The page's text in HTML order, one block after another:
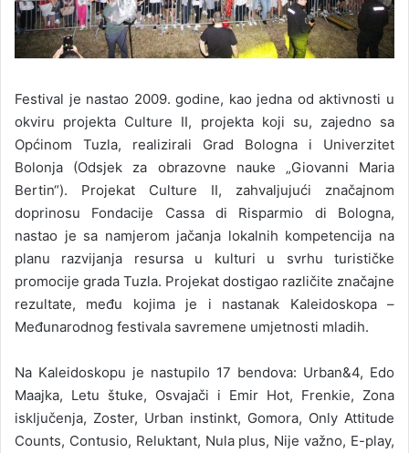
Festival je nastao 2009. godine, kao jedna od aktivnosti u
okviru projekta Culture II, projekta koji su, zajedno sa
Općinom Tuzla, realizirali Grad Bologna i Univerzitet
Bolonja (Odsjek za obrazovne nauke „Giovanni Maria
Bertin“). Projekat Culture II, zahvaljujući značajnom
doprinosu Fondacije Cassa di Risparmio di Bologna,
nastao je sa namjerom jačanja lokalnih kompetencija na
planu razvijanja resursa u kulturi u svrhu turističke
promocije grada Tuzla. Projekat dostigao različite značajne
rezultate, među kojima je i nastanak Kaleidoskopa –
Međunarodnog festivala savremene umjetnosti mladih.
Na Kaleidoskopu je nastupilo 17 bendova: Urban&4, Edo
Maajka, Letu štuke, Osvajači i Emir Hot, Frenkie, Zona
isključenja, Zoster, Urban instinkt, Gomora, Only Attitude
Counts, Contusio, Reluktant, Nula plus, Nije važno, E-play,